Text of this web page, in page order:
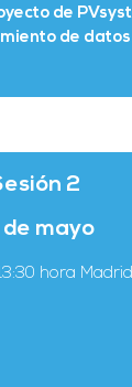
de
de datos
2
de mayo
hora Madrid